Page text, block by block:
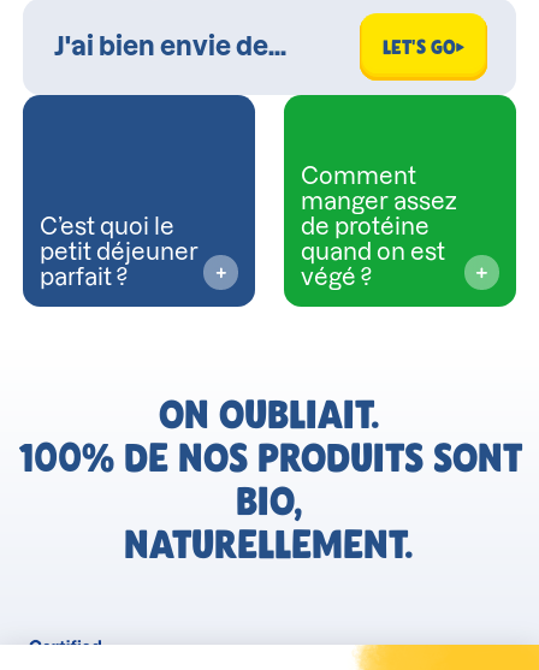
LET'S GO
C’est quoi le
petit déjeuner
parfait ?
Comment
manger assez
de protéine
quand on est
végé ?
ON OUBLIAIT.
100% DE NOS PRODUITS SONT
BIO,
NATURELLEMENT.